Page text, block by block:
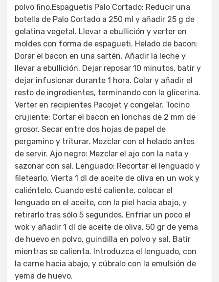
polvo fino.Espaguetis Palo Cortado: Reducir una
botella de Palo Cortado a 250 ml y añadir 25 g de
gelatina vegetal. Llevar a ebullición y verter en
moldes con forma de espagueti. Helado de bacon:
Dorar el bacon en una sartén. Añadir la leche y
llevar a ebullición. Dejar reposar 10 minutos, batir y
dejar infusionar durante 1 hora. Colar y añadir el
resto de ingredientes, terminando con la glicerina.
Verter en recipientes Pacojet y congelar. Tocino
crujiente: Cortar el bacon en lonchas de 2 mm de
grosor. Secar entre dos hojas de papel de
pergamino y triturar. Mezclar con el helado antes
de servir. Ajo negro: Mezclar el ajo con la nata y
sazonar con sal. Lenguado: Recortar el lenguado y
filetearlo. Vierta 1 dl de aceite de oliva en un wok y
caliéntelo. Cuando esté caliente, colocar el
lenguado en el aceite, con la piel hacia abajo, y
retirarlo tras sólo 5 segundos. Enfriar un poco el
wok y añadir 1 dl de aceite de oliva, 50 gr de yema
de huevo en polvo, guindilla en polvo y sal. Batir
mientras se calienta. Introduzca el lenguado, con
la carne hacia abajo, y cúbralo con la emulsión de
yema de huevo.